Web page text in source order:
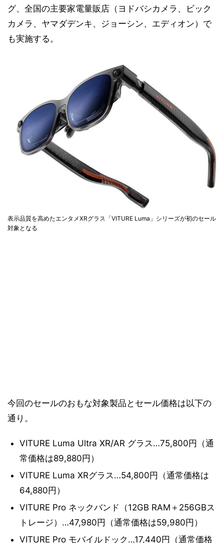
グ、全国の主要家電量販店（ヨドバシカメラ、ビック
カメラ、ヤマダデンキ、ジョーシン、エディオン）で
も実施する。
表示品質を高めたエンタメXRグラス「VITURE Luma」シリーズが初のセール
対象となる
今回のセールのおもな対象製品とセール価格は以下の
通り。
VITURE Luma Ultra XR/AR グラス…75,800円（通
常価格は89,880円）
VITURE Luma XRグラス…54,800円（通常価格は
64,880円）
VITURE Pro ネックバンド（12GB RAM＋256GBス
トレージ）…47,980円（通常価格は59,980円）
VITURE Pro モバイルドック…17,440円（通常価格